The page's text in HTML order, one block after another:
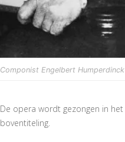
Componist Engelbert
De opera wordt gezongen in
boventiteling.